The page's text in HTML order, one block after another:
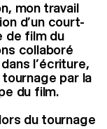
mon travail
d’un court-
de film du
collaboré
l’écriture,
par la
du film.
du tournage